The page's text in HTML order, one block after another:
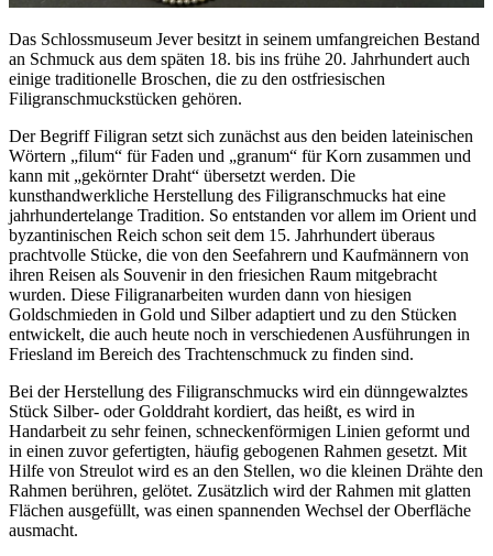
Das Schlossmuseum Jever besitzt in seinem umfangreichen Bestand
an Schmuck aus dem späten 18. bis ins frühe 20. Jahrhundert auch
einige traditionelle Broschen, die zu den ostfriesischen
Filigranschmuckstücken gehören.
Der Begriff Filigran setzt sich zunächst aus den beiden lateinischen
Wörtern „filum“ für Faden und „granum“ für Korn zusammen und
kann mit „gekörnter Draht“ übersetzt werden. Die
kunsthandwerkliche Herstellung des Filigranschmucks hat eine
jahrhundertelange Tradition. So entstanden vor allem im Orient und
byzantinischen Reich schon seit dem 15. Jahrhundert überaus
prachtvolle Stücke, die von den Seefahrern und Kaufmännern von
ihren Reisen als Souvenir in den friesichen Raum mitgebracht
wurden. Diese Filigranarbeiten wurden dann von hiesigen
Goldschmieden in Gold und Silber adaptiert und zu den Stücken
entwickelt, die auch heute noch in verschiedenen Ausführungen in
Friesland im Bereich des Trachtenschmuck zu finden sind.
Bei der Herstellung des Filigranschmucks wird ein dünngewalztes
Stück Silber- oder Golddraht kordiert, das heißt, es wird in
Handarbeit zu sehr feinen, schneckenförmigen Linien geformt und
in einen zuvor gefertigten, häufig gebogenen Rahmen gesetzt. Mit
Hilfe von Streulot wird es an den Stellen, wo die kleinen Drähte den
Rahmen berühren, gelötet. Zusätzlich wird der Rahmen mit glatten
Flächen ausgefüllt, was einen spannenden Wechsel der Oberfläche
ausmacht.